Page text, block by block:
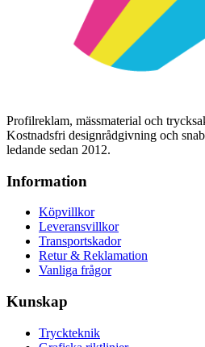
Profilreklam, mässmaterial och
Kostnadsfri designrådgivning och
ledande sedan 2012.
Information
Köpvillkor
Leveransvillkor
Transportskador
Retur & Reklamation
Vanliga frågor
Kunskap
Tryckteknik